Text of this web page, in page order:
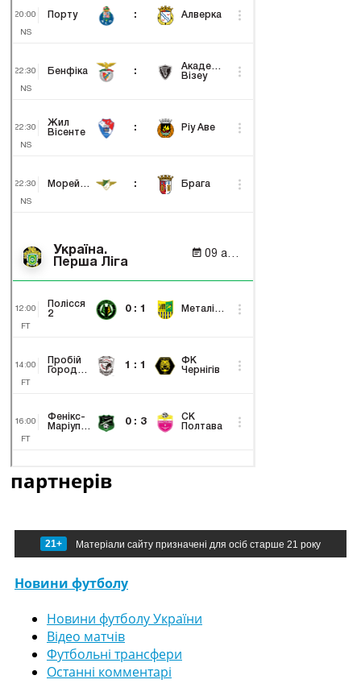
партнерів
21+ Матеріали сайту призначені для осіб старше 21 року
Новини футболу
Новини футболу України
Відео матчів
Футбольні трансфери
Останні комментарі